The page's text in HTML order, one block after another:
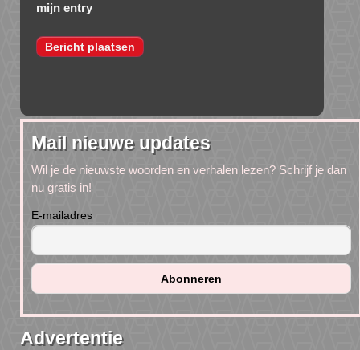
mijn entry
Mail nieuwe updates
Wil je de nieuwste woorden en verhalen lezen? Schrijf je dan
nu gratis in!
E-mailadres
Advertentie